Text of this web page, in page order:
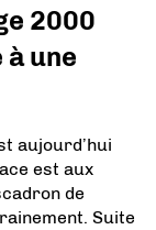
2000
une
aujourd’hui
est aux
de
Suite